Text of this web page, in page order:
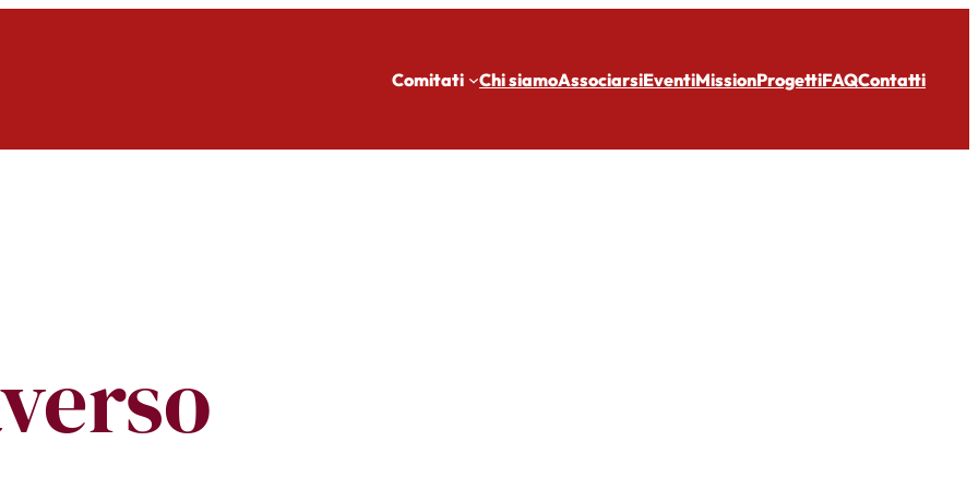
Comitati Chi siamoAssociarsiEventiMissionProgettiFAQContatti